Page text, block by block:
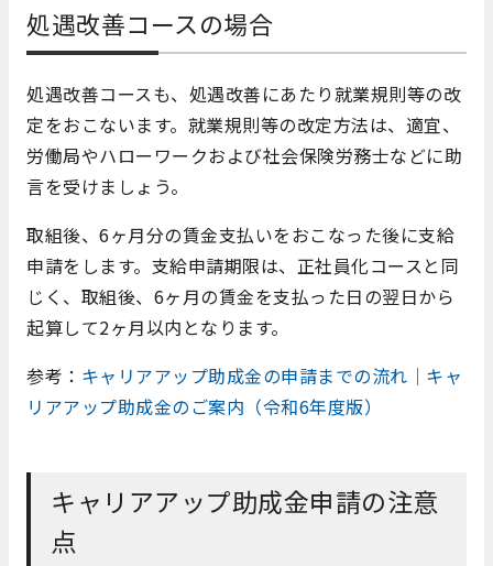
処遇改善コースの場合
処遇改善コースも、処遇改善にあたり就業規則等の改
定をおこないます。就業規則等の改定方法は、適宜、
労働局やハローワークおよび社会保険労務士などに助
言を受けましょう。
取組後、6ヶ月分の賃金支払いをおこなった後に支給
申請をします。支給申請期限は、正社員化コースと同
じく、取組後、6ヶ月の賃金を支払った日の翌日から
起算して2ヶ月以内となります。
参考： キャリアアップ助成金の申請までの流れ｜キャ
リアアップ助成金のご案内（令和6年度版）
キャリアアップ助成金申請の注意
点